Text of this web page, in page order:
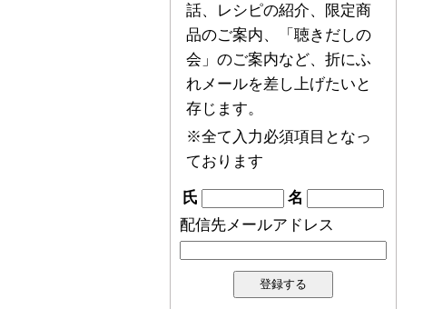
話、レシピの紹介、限定商
品のご案内、「聴きだしの
会」のご案内など、折にふ
れメールを差し上げたいと
存じます。
※全て入力必須項目となっ
ております
氏
名
配信先メールアドレス